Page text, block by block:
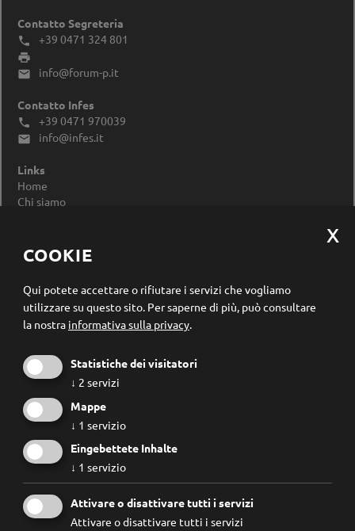
Contatto Segreteria
 +39 0471 324 801


info@forum-p.it
Contatto Infes
 +39 0471 970039
 info@infes.it
Links
Home
Chi siamo
Modificare le impostazioni dei cookie
Registrazione newsletter
COOKIE
Qui potete accettare o rifiutare i servizi che vogliamo
utilizzare su questo sito. Per saperne di più, può consultare
la nostra informativa sulla privacy.
Statistiche dei visitatori
↓ 2 servizi
Mappe
↓ 1 servizio
Eingebettete Inhalte
↓ 1 servizio
Attivare o disattivare tutti i servizi
Attivare o disattivare tutti i servizi